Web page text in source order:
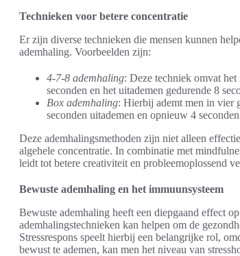
Technieken voor betere concentratie
Er zijn diverse technieken die mensen kunnen
ademhaling. Voorbeelden zijn:
4-7-8 ademhaling: Deze techniek omvat
seconden en het uitademen gedurende 8
Box ademhaling: Hierbij ademt men in vier
seconden uitademen en opnieuw 4
Deze ademhalingsmethoden zijn niet alleen
algehele concentratie. In combinatie met
leidt tot betere creativiteit en probleemoplossend
Bewuste ademhaling en het immuunsysteem
Bewuste ademhaling heeft een diepgaand effect
ademhalingstechnieken kan helpen om de
Stressrespons speelt hierbij een belangrijke rol,
bewust te ademen, kan men het niveau van